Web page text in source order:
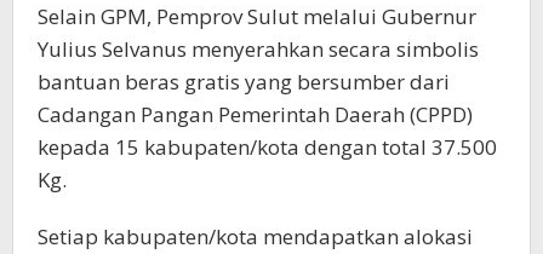
Selain GPM, Pemprov Sulut melalui Gubernur
Yulius Selvanus menyerahkan secara simbolis
bantuan beras gratis yang bersumber dari
Cadangan Pangan Pemerintah Daerah (CPPD)
kepada 15 kabupaten/kota dengan total 37.500
Kg.
Setiap kabupaten/kota mendapatkan alokasi